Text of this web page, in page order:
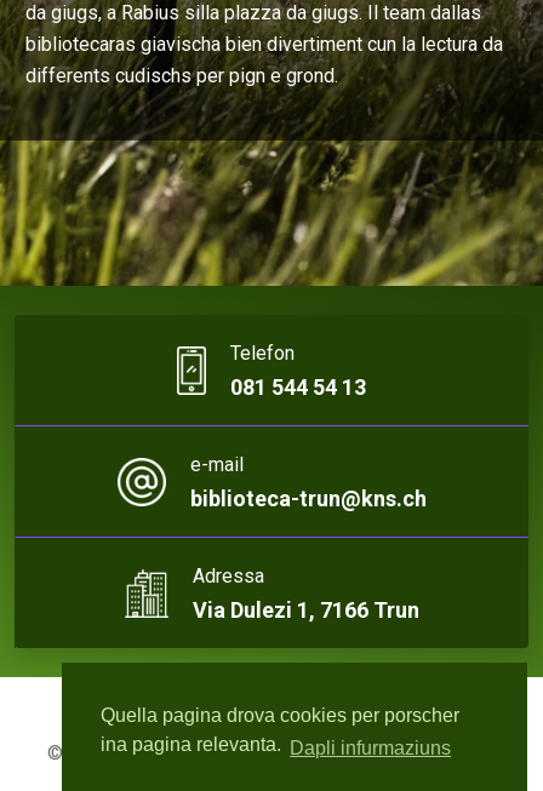
Quella pagina drova cookies per porscher
ina pagina relevanta. Dapli infurmaziuns
da giugs, a Rabius silla plazza da giugs. Il team dallas
bibliotecaras giavischa bien divertiment cun la lectura da
differents cudischs per pign e grond.
Telefon
081 544 54 13
e-mail
biblioteca-trun@kns.ch
Adressa
Via Dulezi 1, 7166 Trun
© 2026 Biblioteca Trun | Webdesign:rute4.ch - Roger